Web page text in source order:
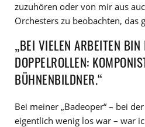
zuzuhören oder von mir aus
Orchesters zu beobachten, das
„BEI VIELEN ARBEITEN
DOPPELROLLEN:
BÜHNENBILDNER.“
Bei meiner „Badeoper“ – bei
eigentlich wenig los war – war